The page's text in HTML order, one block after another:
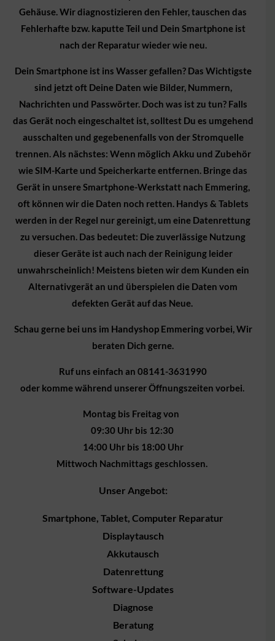
Gehäuse. Wir diagnostizieren den Fehler, tauschen das
Fehlerhafte bzw. kaputte Teil und Dein Smartphone ist
nach der Reparatur wieder wie neu.
Dein Smartphone ist ins Wasser gefallen? Das Wichtigste
sind jetzt oft Deine Daten wie Bilder, Nummern,
Nachrichten und Passwörter. Doch was ist zu tun? Falls
das Gerät noch eingeschaltet ist, solltest Du es umgehend
ausschalten und gegebenenfalls von der Stromquelle
trennen. Als nächstes: Wenn möglich Akku und Zubehör
wie SIM-Karte und Speicherkarte entfernen. Bringe das
Gerät in unsere Smartphone-Werkstatt nach Emmering,
oft können wir die Daten noch retten. Handys & Tablets
werden in der Regel nur gereinigt, um eine Datenrettung
zu versuchen. Das bedeutet: Die zuverlässige Nutzung
dieser Geräte ist auch nach der Reinigung leider
unwahrscheinlich! Meistens bieten wir dem Kunden ein
Alternativgerät an und überspielen die Daten vom
defekten Gerät auf das Neue.
Schau gerne bei uns im Handyshop Emmering vorbei, Wir
beraten Dich gerne.
Ruf uns einfach an 08141-3631990
oder komme während unserer Öffnungszeiten vorbei.
Montag bis Freitag von
09:30 Uhr bis 12:30
14:00 Uhr bis 18:00 Uhr
Mittwoch Nachmittags geschlossen.
Unser Angebot:
Smartphone, Tablet, Computer Reparatur
Displaytausch
Akkutausch
Datenrettung
Software-Updates
Diagnose
Beratung